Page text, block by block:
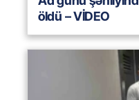
öldü – VİDEO